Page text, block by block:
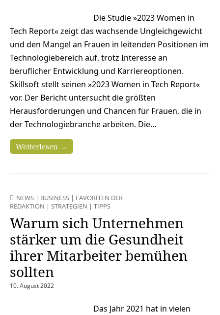
Die Studie »2023 Women in
Tech Report« zeigt das wachsende Ungleichgewicht
und den Mangel an Frauen in leitenden Positionen im
Technologiebereich auf, trotz Interesse an
beruflicher Entwicklung und Karriereoptionen.
Skillsoft stellt seinen »2023 Women in Tech Report«
vor. Der Bericht untersucht die größten
Herausforderungen und Chancen für Frauen, die in
der Technologiebranche arbeiten. Die…
Weiterlesen →
NEWS | BUSINESS | FAVORITEN DER
REDAKTION | STRATEGIEN | TIPPS
Warum sich Unternehmen
stärker um die Gesundheit
ihrer Mitarbeiter bemühen
sollten
10. August 2022
Das Jahr 2021 hat in vielen